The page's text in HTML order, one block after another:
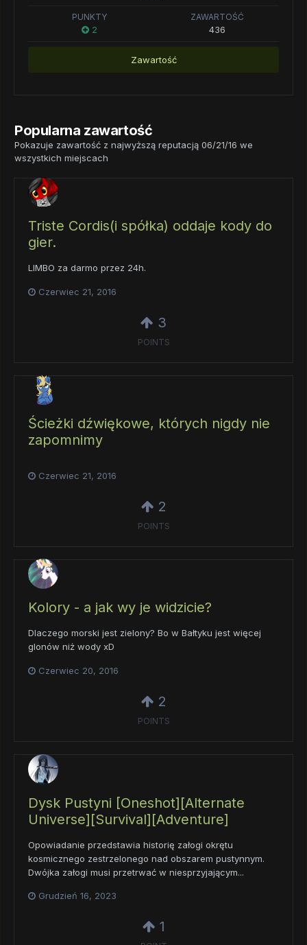
PUNKTY
2
ZAWARTOŚĆ
436
Zawartość
Popularna zawartość
Pokazuje zawartość z najwyższą reputacją 06/21/16 we
wszystkich miejscach
Triste Cordis(i spółka) oddaje kody do
gier.
LIMBO za darmo przez 24h.
Czerwiec 21, 2016
3
POINTS
Ścieżki dźwiękowe, których nigdy nie
zapomnimy
Czerwiec 21, 2016
2
POINTS
Kolory - a jak wy je widzicie?
Dlaczego morski jest zielony? Bo w Bałtyku jest więcej
glonów niż wody xD
Czerwiec 20, 2016
2
POINTS
Dysk Pustyni [Oneshot][Alternate
Universe][Survival][Adventure]
Opowiadanie przedstawia historię załogi okrętu
kosmicznego zestrzelonego nad obszarem pustynnym.
Dwójka załogi musi przetrwać w niesprzyjającym...
Grudzień 16, 2023
1